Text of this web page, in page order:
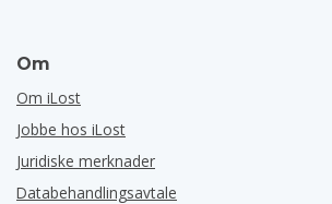
Om
Om iLost
Jobbe hos iLost
Juridiske merknader
Databehandlingsavtale